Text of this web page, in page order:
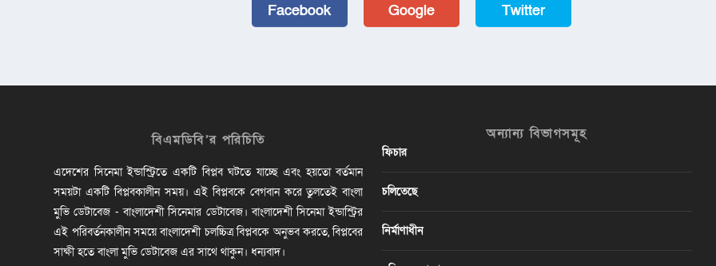
Facebook Google Twitter
বিএমডিবি’র পরিচিতি
এদেশের সিনেমা ইন্ডাস্ট্রিতে একটি বিপ্লব ঘটতে যাচ্ছে এবং হয়তো বর্তমান
সময়টা একটি বিপ্লবকালীন সময়। এই বিপ্লবকে বেগবান করে তুলতেই বাংলা
মুভি ডেটাবেজ - বাংলাদেশী সিনেমার ডেটাবেজ। বাংলাদেশী সিনেমা ইন্ডাস্ট্রির
এই পরিবর্তনকালীন সময়ে বাংলাদেশী চলচ্চিত্র বিপ্লবকে অনুভব করতে, বিপ্লবের
সাক্ষী হতে বাংলা মুভি ডেটাবেজ এর সাথে থাকুন। ধন্যবাদ।
অন্যান্য বিভাগসমূহ
ফিচার
চলিতেছে
নির্মাণাধীন